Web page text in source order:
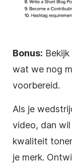
Bonus:
wat we nog
voorbereid.
Als je
video, dan
kwaliteit
je merk.